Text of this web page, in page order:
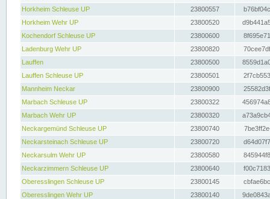
Horkheim Schleuse UP
23800557
Horkheim Wehr UP
23800520
Kochendorf Schleuse UP
23800600
Ladenburg Wehr UP
23800820
Lauffen
23800500
Lauffen Schleuse UP
23800501
Mannheim Neckar
23800900
Marbach Schleuse UP
23800322
Marbach Wehr UP
23800320
Neckargemünd Schleuse UP
23800740
Neckarsteinach Schleuse UP
23800720
Neckarsulm Wehr UP
23800580
Neckarzimmern Schleuse UP
23800640
Oberesslingen Schleuse UP
23800145
Oberesslingen Wehr UP
23800140